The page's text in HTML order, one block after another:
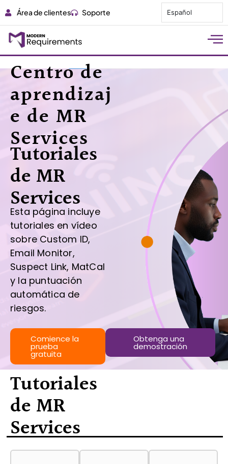
Área de clientes Soporte Español
Centro de
aprendizaj
e de MR
Services
Tutoriales
de MR
Services
Esta página incluye
tutoriales en vídeo
sobre Custom ID,
Email Monitor,
Suspect Link, MatCal
y la puntuación
automática de
riesgos.
Comience la
prueba
gratuita
Obtenga una
demostración
Tutoriales
de MR
Services